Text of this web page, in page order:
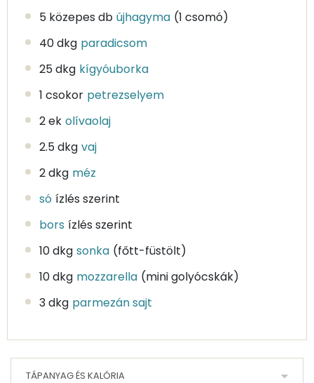
5 közepes db újhagyma (1 csomó)
40 dkg paradicsom
25 dkg kígyóuborka
1 csokor petrezselyem
2 ek olívaolaj
2.5 dkg vaj
2 dkg méz
só ízlés szerint
bors ízlés szerint
10 dkg sonka (főtt-füstölt)
10 dkg mozzarella (mini golyócskák)
3 dkg parmezán sajt
TÁPANYAG ÉS KALÓRIA